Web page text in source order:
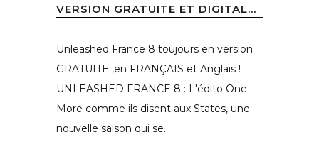
VERSION GRATUITE ET DIGITAL...
Unleashed France 8 toujours en version
GRATUITE ,en FRANÇAIS et Anglais !
UNLEASHED FRANCE 8 : L'édito One
More comme ils disent aux States, une
nouvelle saison qui se...